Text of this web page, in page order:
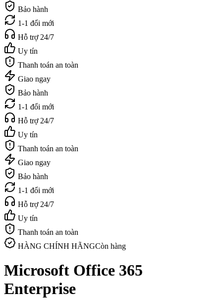
Bảo hành
1-1 đổi mới
Hỗ trợ 24/7
Uy tín
Thanh toán an toàn
Giao ngay
Bảo hành
1-1 đổi mới
Hỗ trợ 24/7
Uy tín
Thanh toán an toàn
Giao ngay
Bảo hành
1-1 đổi mới
Hỗ trợ 24/7
Uy tín
Thanh toán an toàn
HÀNG CHÍNH HÃNGCòn hàng
Microsoft Office 365
Enterprise